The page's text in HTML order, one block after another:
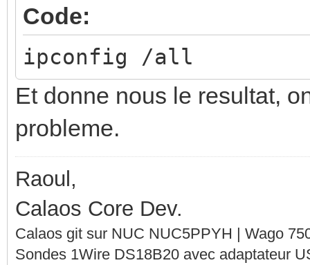
Code:
ipconfig /all
Et donne nous le resultat,
probleme.
Raoul,
Calaos Core Dev.
Calaos git sur NUC NUC5PPYH | Wago
Sondes 1Wire DS18B20 avec adaptateur